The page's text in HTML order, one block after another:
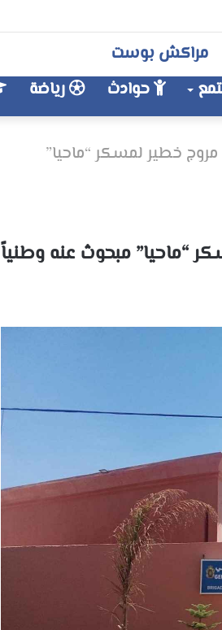
مراكش بوست
حوادث رياضة
خطير لمسكر “ماحيا”
“ماحيا” مبحوث عنه وطنياً